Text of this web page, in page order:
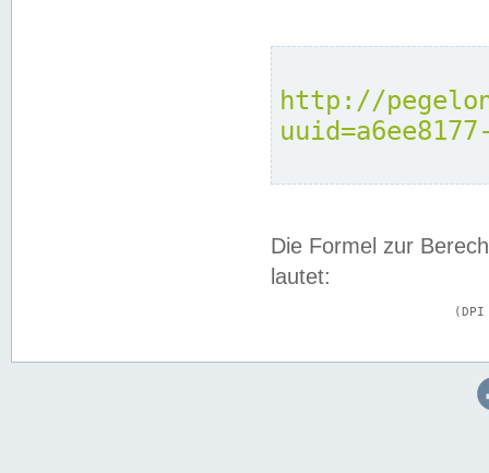
http://
Die Formel zur
lautet: